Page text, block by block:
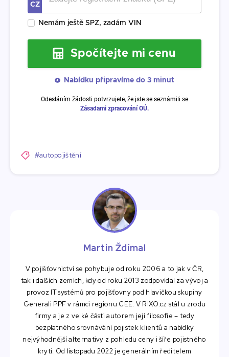
#autopojištění
Martin Ždímal
V pojišťovnictví se pohybuje od roku 2006 a to jak v ČR,
tak i dalších zemích, kdy od roku 2013 zodpovídal za vývoj a
provoz IT systémů pro pojišťovny pod hlavičkou skupiny
Generali PPF v rámci regionu CEE. V RIXO.cz stál u zrodu
firmy a je z velké části autorem její filosofie – tedy
bezplatného srovnávání pojistek klientů a nabídky
nejvýhodnější alternativy z pohledu ceny i šíře pojistného
krytí. Od listopadu 2022 je generálním ředitelem